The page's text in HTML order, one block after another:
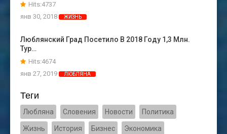
Hits:4737
янв 30, 2018
ЖИЗНЬ
Люблянский Град Посетило В 2018 Году 1,3 Млн.
Тур…
Hits:4674
янв 27, 2019
ЛЮБЛЯНА
Теги
Любляна Словения Новости Политика
Жизнь История Бизнес Экономика